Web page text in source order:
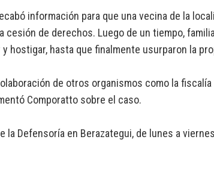
información para que una vecina de la
de derechos. Luego de un tiempo,
hostigar, hasta que finalmente usurparon la
de otros organismos como la
Comporatto sobre el caso.
Defensoría en Berazategui, de lunes a